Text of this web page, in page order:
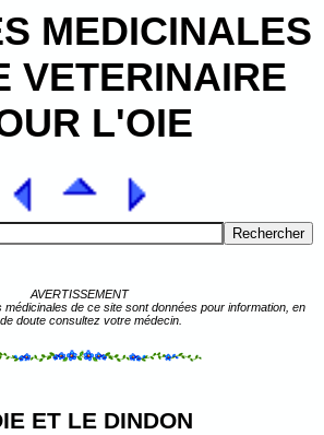
MEDICINALES
VETERINAIRE
L'OIE
AVERTISSEMENT
de ce site sont données pour information, en
doute consultez votre médecin.
ET LE DINDON